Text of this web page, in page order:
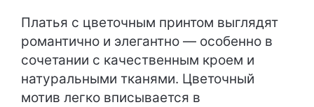
Платья с цветочным принтом выглядят
романтично и элегантно — особенно в
сочетании с качественным кроем и
натуральными тканями. Цветочный
мотив легко вписывается в